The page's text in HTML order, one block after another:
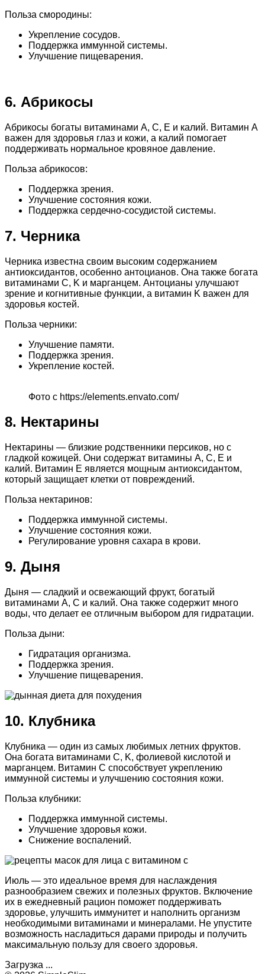
Польза смородины:
Укрепление сосудов.
Поддержка иммунной системы.
Улучшение пищеварения.
6. Абрикосы
Абрикосы богаты витаминами A, C, E и калий. Витамин A
важен для здоровья глаз и кожи, а калий помогает
поддерживать нормальное кровяное давление.
Польза абрикосов:
Поддержка зрения.
Улучшение состояния кожи.
Поддержка сердечно-сосудистой системы.
7. Черника
Черника известна своим высоким содержанием
антиоксидантов, особенно антоцианов. Она также богата
витаминами C, K и марганцем. Антоцианы улучшают
зрение и когнитивные функции, а витамин K важен для
здоровья костей.
Польза черники:
Улучшение памяти.
Поддержка зрения.
Укрепление костей.
Фото с https://elements.envato.com/
8. Нектарины
Нектарины — близкие родственники персиков, но с
гладкой кожицей. Они содержат витамины A, C, E и
калий. Витамин E является мощным антиоксидантом,
который защищает клетки от повреждений.
Польза нектаринов:
Поддержка иммунной системы.
Улучшение состояния кожи.
Регулирование уровня сахара в крови.
9. Дыня
Дыня — сладкий и освежающий фрукт, богатый
витаминами A, C и калий. Она также содержит много
воды, что делает ее отличным выбором для гидратации.
Польза дыни:
Гидратация организма.
Поддержка зрения.
Улучшение пищеварения.
10. Клубника
Клубника — один из самых любимых летних фруктов.
Она богата витаминами C, K, фолиевой кислотой и
марганцем. Витамин C способствует укреплению
иммунной системы и улучшению состояния кожи.
Польза клубники:
Поддержка иммунной системы.
Улучшение здоровья кожи.
Снижение воспалений.
Июль — это идеальное время для наслаждения
разнообразием свежих и полезных фруктов. Включение
их в ежедневный рацион поможет поддерживать
здоровье, улучшить иммунитет и наполнить организм
необходимыми витаминами и минералами. Не упустите
возможность насладиться дарами природы и получить
максимальную пользу для своего здоровья.
Загрузка ...